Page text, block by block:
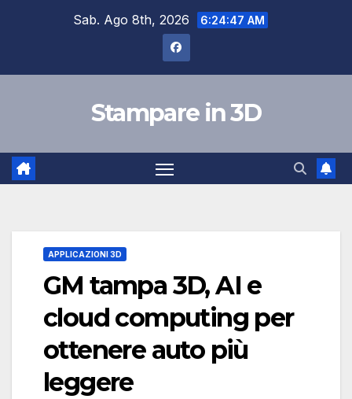
Sab. Ago 8th, 2026 6:24:48 AM
Stampare in 3D
APPLICAZIONI 3D
GM tampa 3D, AI e
cloud computing per
ottenere auto più
leggere